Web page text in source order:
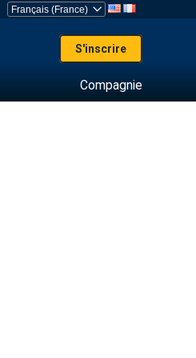
S'inscrire
Compagnie